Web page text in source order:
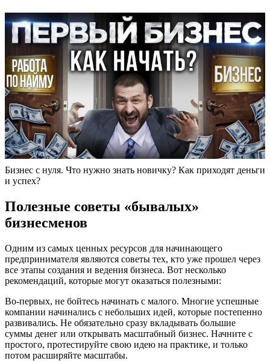
Бизнес с нуля. Что нужно знать новичку? Как приходят деньги
и успех?
Полезные советы «бывалых»
бизнесменов
Одним из самых ценных ресурсов для начинающего
предпринимателя являются советы тех, кто уже прошел через
все этапы создания и ведения бизнеса. Вот несколько
рекомендаций, которые могут оказаться полезными:
Во-первых, не бойтесь начинать с малого. Многие успешные
компании начинались с небольших идей, которые постепенно
развивались. Не обязательно сразу вкладывать большие
суммы денег или открывать масштабный бизнес. Начните с
простого, протестируйте свою идею на практике, и только
потом расширяйте масштабы.